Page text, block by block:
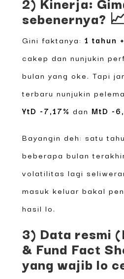
sebenernya? 📈
Gini faktanya: 1 tahun
cakep dan nunjukin
bulan yang oke. Tapi
terbaru nunjukin
YtD -7,17% dan MtD -
Bayangin deh: satu
beberapa bulan
volatilitas lagi
masuk keluar bakal
hasil lo.
3) Data resmi
& Fund Fact
yang wajib lo